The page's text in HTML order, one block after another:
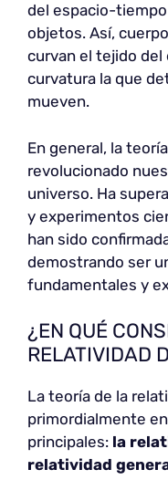
del espacio-tiempo
objetos. Así,
curvan el tejido
curvatura la que
mueven.
En general, la
revolucionado
universo. Ha
y experimentos
han sido
demostrando ser
fundamentales y
¿EN QUÉ
RELATIVIDAD
La teoría de la
primordialmente
principales: la
relatividad